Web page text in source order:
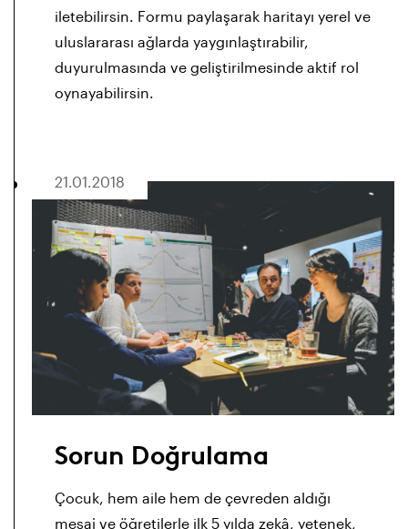
iletebilirsin. Formu paylaşarak haritayı yerel ve
uluslararası ağlarda yaygınlaştırabilir,
duyurulmasında ve geliştirilmesinde aktif rol
oynayabilirsin.
21.01.2018
Sorun Doğrulama
Çocuk, hem aile hem de çevreden aldığı
mesaj ve öğretilerle ilk 5 yılda zekâ , yetenek,